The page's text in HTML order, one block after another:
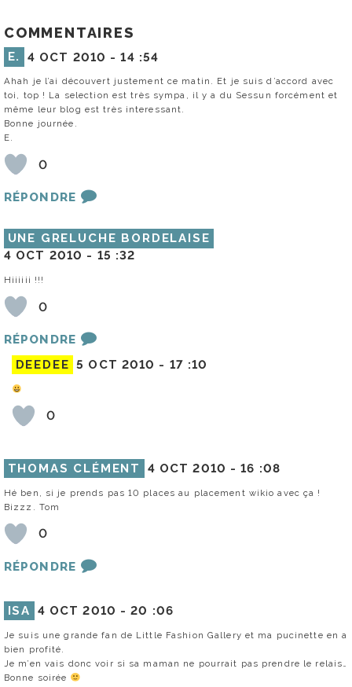
COMMENTAIRES
E. 4 OCT 2010 -14 :54
Ahah je l’ai découvert justement ce matin. Et je suis d’accord avec
toi, top ! La selection est très sympa, il y a du Sessun forcément et
même leur blog est très interessant.
Bonne journée.
E.
0
RÉPONDRE
UNE GRELUCHE BORDELAISE
4 OCT 2010 - 15 :32
Hiiiiii !!!
0
RÉPONDRE
DEEDEE 5 OCT 2010 - 17 :10
0
THOMAS CLÉMENT 4 OCT 2010 -16 :08
Hé ben, si je prends pas 10 places au placement wikio avec ça !
Bizzz. Tom
0
RÉPONDRE
ISA 4 OCT 2010 -20 :06
Je suis une grande fan de Little Fashion Gallery et ma pucinette en a
bien profité.
Je m’en vais donc voir si sa maman ne pourrait pas prendre le relais…
Bonne soirée